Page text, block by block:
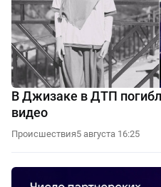
В Джизаке в ДТП
видео
Происшествия5 августа 16:25